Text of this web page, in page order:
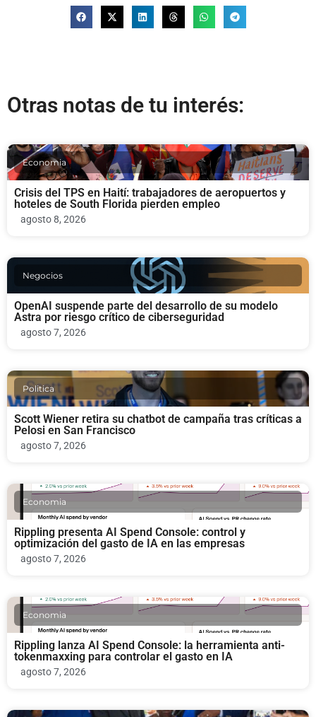
Otras notas de tu interés:
Economia
Crisis del TPS en Haití: trabajadores de aeropuertos y
hoteles de South Florida pierden empleo
agosto 8, 2026
Negocios
OpenAI suspende parte del desarrollo de su modelo
Astra por riesgo crítico de ciberseguridad
agosto 7, 2026
Politica
Scott Wiener retira su chatbot de campaña tras críticas a
Pelosi en San Francisco
agosto 7, 2026
Economia
Rippling presenta AI Spend Console: control y
optimización del gasto de IA en las empresas
agosto 7, 2026
Economia
Rippling lanza AI Spend Console: la herramienta anti-
tokenmaxxing para controlar el gasto en IA
agosto 7, 2026